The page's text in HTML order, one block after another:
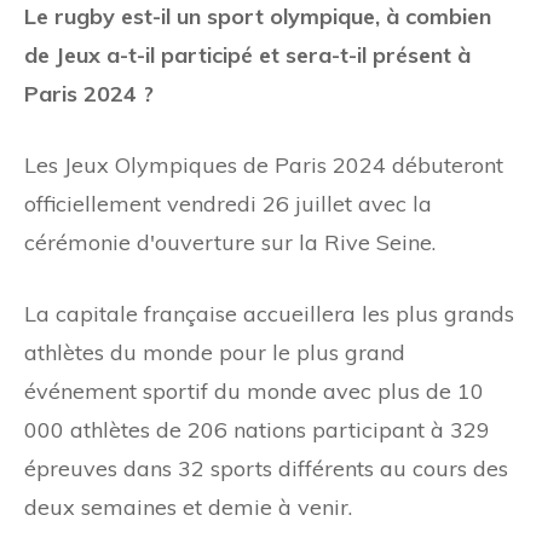
Le rugby est-il un sport olympique, à combien
de Jeux a-t-il participé et sera-t-il présent à
Paris 2024 ?
Les Jeux Olympiques de Paris 2024 débuteront
officiellement vendredi 26 juillet avec la
cérémonie d'ouverture sur la Rive Seine.
La capitale française accueillera les plus grands
athlètes du monde pour le plus grand
événement sportif du monde avec plus de 10
000 athlètes de 206 nations participant à 329
épreuves dans 32 sports différents au cours des
deux semaines et demie à venir.